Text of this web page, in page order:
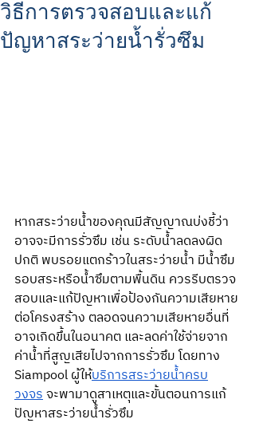
วิธีการตรวจสอบและแก้
ปัญหาสระว่ายน้ำรั่วซึม
หากสระว่ายน้ำของคุณมีสัญญาณบ่งชี้ว่า
อาจจะมีการรั่วซึม เช่น ระดับน้ำลดลงผิด
ปกติ พบรอยแตกร้าวในสระว่ายน้ำ มีน้ำซึม
รอบสระหรือน้ำซึมตามพื้นดิน ควรรีบตรวจ
สอบและแก้ปัญหาเพื่อป้องกันความเสียหาย
ต่อโครงสร้าง ตลอดจนความเสียหายอื่นที่
อาจเกิดขึ้นในอนาคต และลดค่าใช้จ่ายจาก
ค่าน้ำที่สูญเสียไปจากการรั่วซึม โดยทาง
Siampool ผู้ให้บริการสระว่ายน้ำครบ
วงจร จะพามาดูสาเหตุและขั้นตอนการแก้
ปัญหาสระว่ายน้ำรั่วซึม